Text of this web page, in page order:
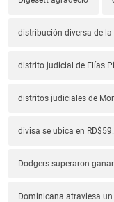
distribución diversa de
distrito judicial de Elías
distritos judiciales de
divisa se ubica en
Dodgers superaron-
Dominicana atraviesa